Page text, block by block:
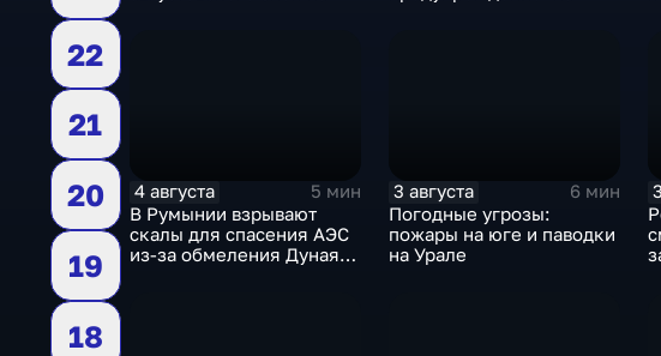
22
21
20
19
18
4 августа
5 мин
В Румынии взрывают
скалы для спасения АЭС
из-за обмеления Дуная,
3 августа
6 мин
Погодные угрозы:
пожары на юге и паводки
на Урале